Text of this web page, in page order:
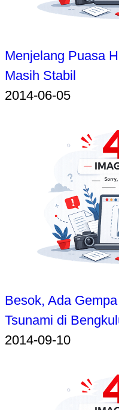
Menjelang Puasa
Masih Stabil
2014-06-05
Besok, Ada
Tsunami di
2014-09-10